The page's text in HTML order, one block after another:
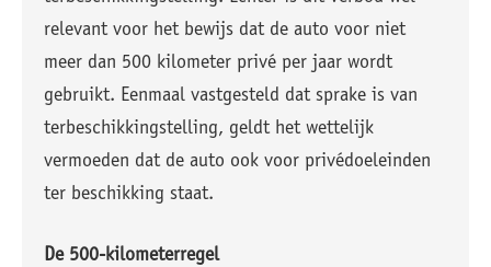
relevant voor het bewijs dat de auto voor niet
meer dan 500 kilometer privé per jaar wordt
gebruikt. Eenmaal vastgesteld dat sprake is van
terbeschikkingstelling, geldt het wettelijk
vermoeden dat de auto ook voor privédoeleinden
ter beschikking staat.
De 500-kilometerregel